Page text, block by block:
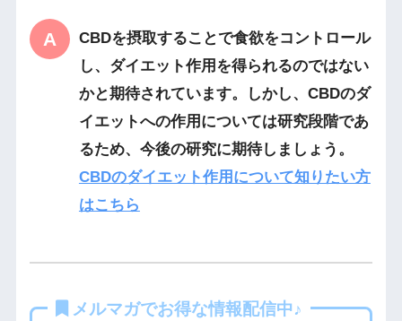
CBDを摂取することで食欲をコントロール
し、ダイエット作用を得られるのではない
かと期待されています。しかし、CBDのダ
イエットへの作用については研究段階であ
るため、今後の研究に期待しましょう。
CBDのダイエット作用について知りたい方
はこちら
メルマガでお得な情報配信中♪